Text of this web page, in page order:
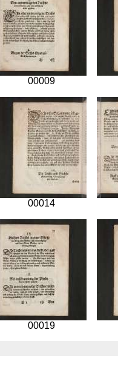
00009
00014
00019